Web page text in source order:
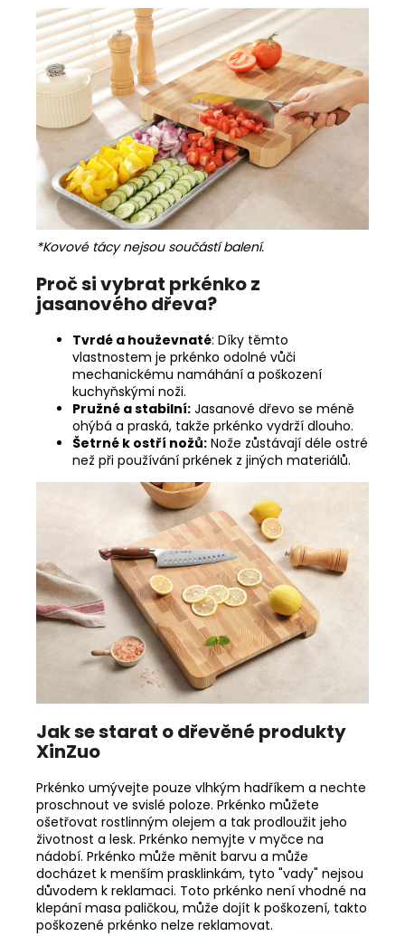
*Kovové tácy nejsou součástí balení.
Proč si vybrat prkénko z
jasanového dřeva?
Tvrdé a houževnaté: Díky těmto
vlastnostem je prkénko odolné vůči
mechanickému namáhání a poškození
kuchyňskými noži.
Pružné a stabilní: Jasanové dřevo se méně
ohýbá a praská, takže prkénko vydrží dlouho.
Šetrné k ostří nožů: Nože zůstávají déle ostré
než při používání prkének z jiných materiálů.
Jak se starat o dřevěné produkty
XinZuo
Prkénko umývejte pouze vlhkým hadříkem a nechte
proschnout ve svislé poloze. Prkénko můžete
ošetřovat rostlinným olejem a tak prodloužit jeho
životnost a lesk. Prkénko nemyjte v myčce na
nádobí. Prkénko může měnit barvu a může
docházet k menším prasklinkám, tyto "vady" nejsou
důvodem k reklamaci. Toto prkénko není vhodné na
klepání masa paličkou, může dojít k poškození, takto
poškozené prkénko nelze reklamovat.